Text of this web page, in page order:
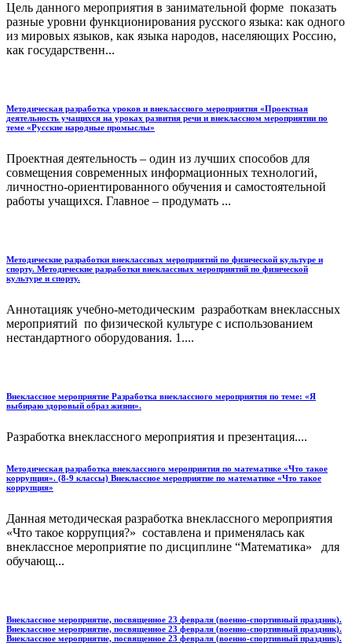
Цель данного мероприятия в занимательной форме показать
разные уровни функционирования русского языка: как одного
из мировых языков, как языка народов, населяющих Россию,
как государственн...
Методическая разработка уроков и внеклассного мероприятия «Проектная
деятельность учащихся на уроках развития речи и внеклассном мероприятии по
теме «Русские народные промыслы»
Проектная деятельность – один из лучших способов для
совмещения современных информационных технологий,
личностно-ориентированного обучения и самостоятельной
работы учащихся. Главное – продумать ...
Методические разработки внеклассных мероприятий по физической культуре и
спорту. Методические разработки внеклассных мероприятий по физической
культуре и спорту.
Аннотацияк учебно-методическим разработкам внеклассных
мероприятий по физической культуре с использованием
нестандартного оборудования. 1....
Внеклассное мероприятие Разработка внеклассного мероприятия по теме: «Я
выбираю здоровый образ жизни».
Разработка внеклассного мероприятия и презентация....
Методическая разработка внеклассного мероприятия по математике «Что такое
коррупция». (8-9 классы) Внеклассное мероприятие по математике «Что такое
коррупция»
Данная методическая разработка внеклассного мероприятия
«Что такое коррупция?» составлена и применялась как
внеклассное мероприятие по дисциплине “Математика» для
обучающ...
Внеклассное мероприятие, посвященное 23 февраля (военно-спортивный праздник).
Внеклассное мероприятие, посвященное 23 февраля (военно-спортивный праздник).
Внеклассное мероприятие, посвященное 23 февраля (военно-спортивный праздник).